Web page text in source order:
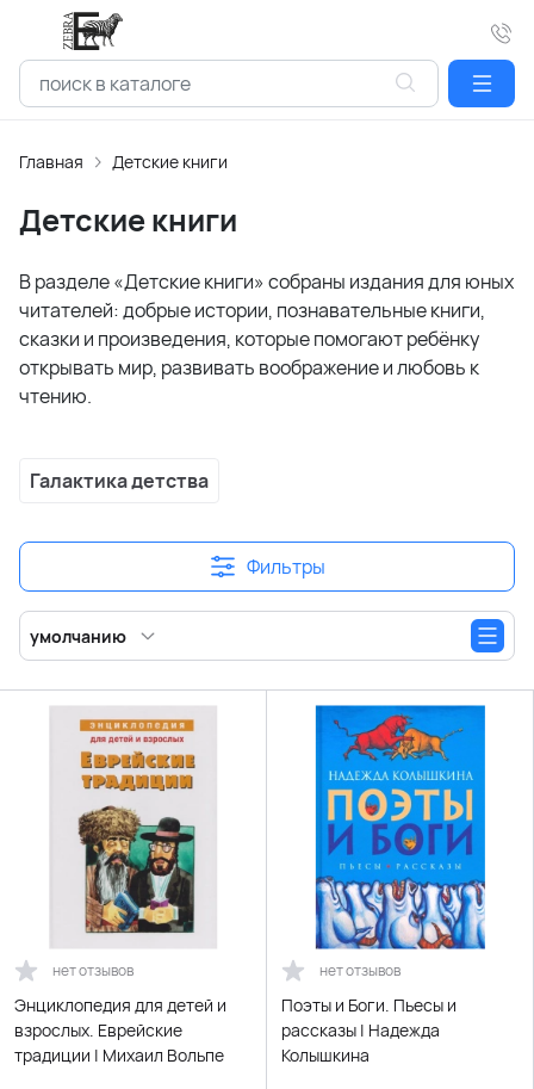
Главная Детские книги
Детские книги
В разделе «Детские книги» собраны издания для юных
читателей: добрые истории, познавательные книги,
сказки и произведения, которые помогают ребёнку
открывать мир, развивать воображение и любовь к
чтению.
Галактика детства
Фильтры
умолчанию
нет отзывов
Энциклопедия для детей и
взрослых. Еврейские
традиции | Михаил Вольпе
нет отзывов
Поэты и Боги. Пьесы и
рассказы | Надежда
Колышкина